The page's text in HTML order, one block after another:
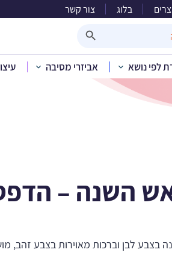
בלוג צור קשר
לפי נושא אביזרי מסיבה
בית»קטלוג
השנה –
בצבע לבן וברכות מאוירות בצבע זהב,